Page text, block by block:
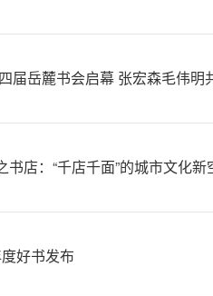
届岳麓书会启幕 张宏森毛伟明
书店：“千店千面”的城市文化新
好书发布